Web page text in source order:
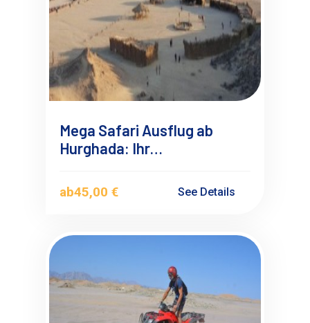
Mega Safari Ausflug ab
Hurghada: Ihr
Wüstenabenteuer
ab45,00 € See Details